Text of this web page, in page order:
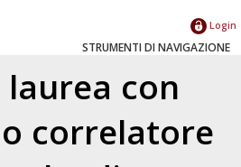
Login
STRUMENTI DI NAVIGAZIONE
laurea con
correlatore